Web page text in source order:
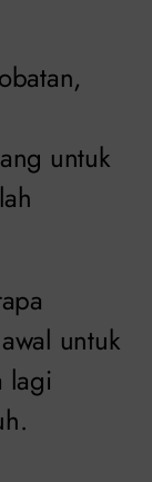
untuk
untuk
lagi